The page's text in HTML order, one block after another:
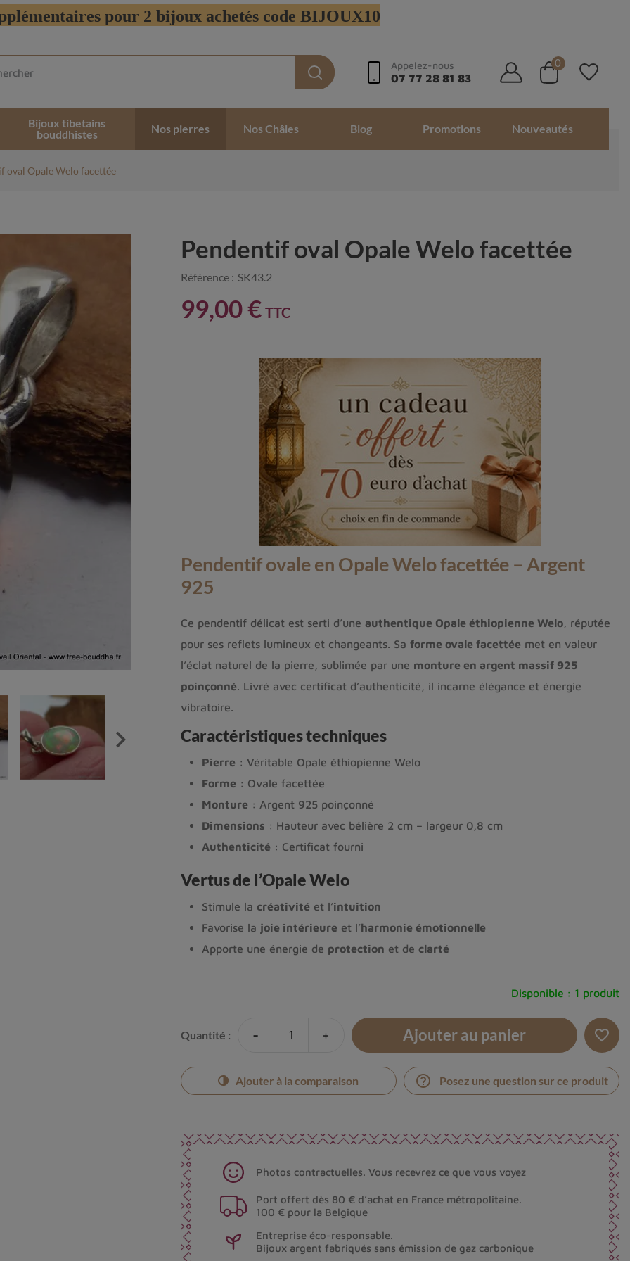
pour 2 bijoux achetés code BIJOUX10
Appelez-nous
07 77 28 81 83
0
Bijoux tibetains
bouddhistes
Nos pierres Nos Châles Blog Promotions Nouveautés
oval Opale Welo facettée

Pendentif oval Opale Welo facettée
Référence : SK43.2
99,00 € TTC
Pendentif ovale en Opale Welo facettée – Argent
925
Ce pendentif délicat est serti d’une authentique Opale éthiopienne Welo, réputée
pour ses reflets lumineux et changeants. Sa forme ovale facettée met en valeur
l’éclat naturel de la pierre, sublimée par une monture en argent massif 925
poinçonné. Livré avec certificat d’authenticité, il incarne élégance et énergie
vibratoire.
Caractéristiques techniques
Pierre : Véritable Opale éthiopienne Welo
Forme : Ovale facettée
Monture : Argent 925 poinçonné
Dimensions : Hauteur avec bélière 2 cm – largeur 0,8 cm
Authenticité : Certificat fourni
Vertus de l’Opale Welo
Stimule la créativité et l’intuition
Favorise la joie intérieure et l’harmonie émotionnelle
Apporte une énergie de protection et de clarté
Disponible : 1 produit
Quantité : - + Ajouter au panier favorite_border
Ajouter à la comparaison help_outline Posez une question sur ce produit
Photos contractuelles. Vous recevrez ce que vous voyez
Port offert dès 80 € d’achat en France métropolitaine.
100 € pour la Belgique
Entreprise éco-responsable.
Bijoux argent fabriqués sans émission de gaz carbonique